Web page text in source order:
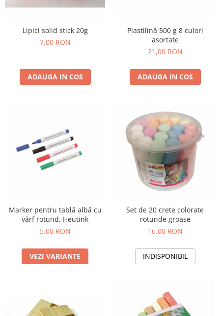
Biciclete si Triciclete
Biciclete VIKING
Biciclete Viking Challange
Camere Senzoriale
Amenajări camere senzoriale
Echipamente camere senzoriale
Oferte pentru Camere Senzoriale
Instrumente muzicale
Jucarii de constructii
Dezvoltare cognitiva
Jocuri matematice
Dezvoltare proprioceptiva
Lipici solid stick 20g
7,00 RON
ADAUGA IN COS
Plastilină 500 g 8 culori
asortate
21,00 RON
ADAUGA IN COS
Marker pentru tablă albă cu
vârf rotund, Heutink
5,00 RON
VEZI VARIANTE
Set de 20 crete colorate
rotunde groase
16,00 RON
INDISPONIBIL